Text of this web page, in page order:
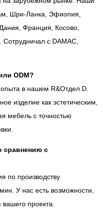
Шри-Ланка, Эфиопия,
Франция, Косово,
Сотрудничал с DAMAC,
ODM?
в нашем R&Отдел D.
изделие как эстетическим,
мебель с точностью
сравнению с
по производству
У нас есть возможности,
проекта.